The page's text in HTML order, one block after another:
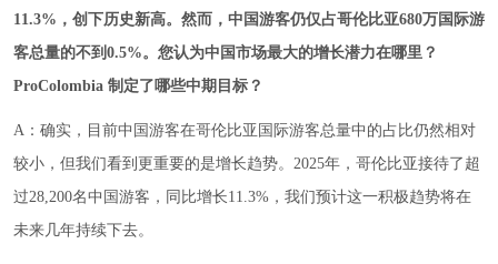
11.3%，创下历史新高。然而，中国游客仍仅占哥伦比亚680万国际游
客总量的不到0.5%。您认为中国市场最大的增长潜力在哪里？
ProColombia 制定了哪些中期目标？
A：确实，目前中国游客在哥伦比亚国际游客总量中的占比仍然相对
较小，但我们看到更重要的是增长趋势。2025年，哥伦比亚接待了超
过28,200名中国游客，同比增长11.3%，我们预计这一积极趋势将在
未来几年持续下去。